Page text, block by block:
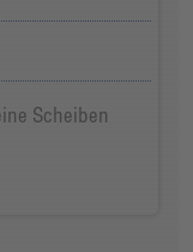
Scheiben